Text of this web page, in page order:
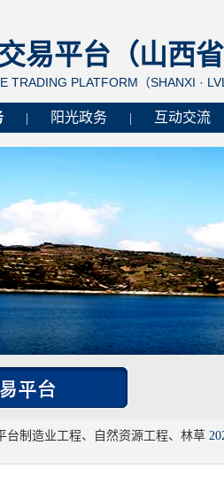
易平台（山西
TRADING PLATFORM（SHANXI ·
阳光政务 互动交流
台制造业工程、自然资源工程、林草